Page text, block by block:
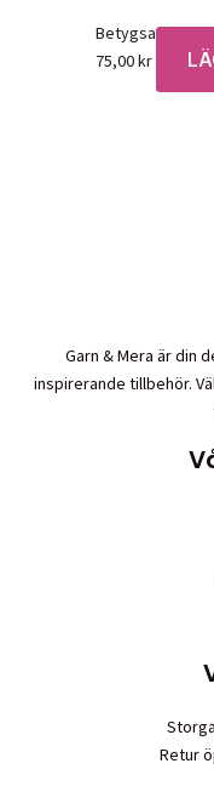
Betygsatt0av 5
75,00kr
Garn & Mera är din
inspirerande tillbehör.
Retur